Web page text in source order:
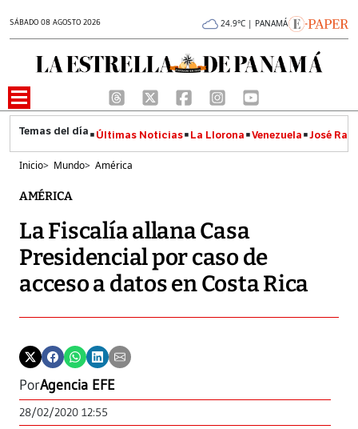
SÁBADO 08 AGOSTO 2026 24.9°C | PANAMÁ
Últimas Noticias La Llorona Venezuela José
Inicio> Mundo> América
AMÉRICA
La Fiscalía allana Casa
Presidencial por caso de
acceso a datos en Costa Rica
PorAgencia EFE
28/02/2020 12:55